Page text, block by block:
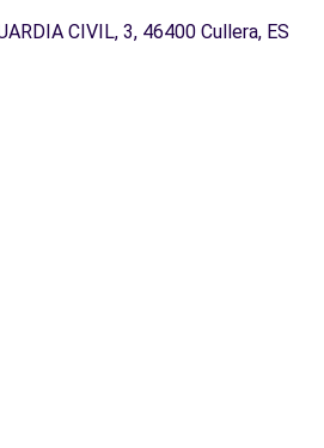
CIVIL, 3, 46400 Cullera, ES